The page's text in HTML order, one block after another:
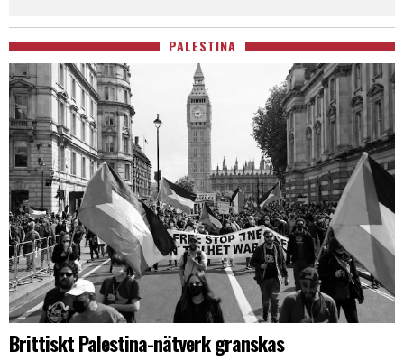
PALESTINA
Brittiskt Palestina-nätverk granskas